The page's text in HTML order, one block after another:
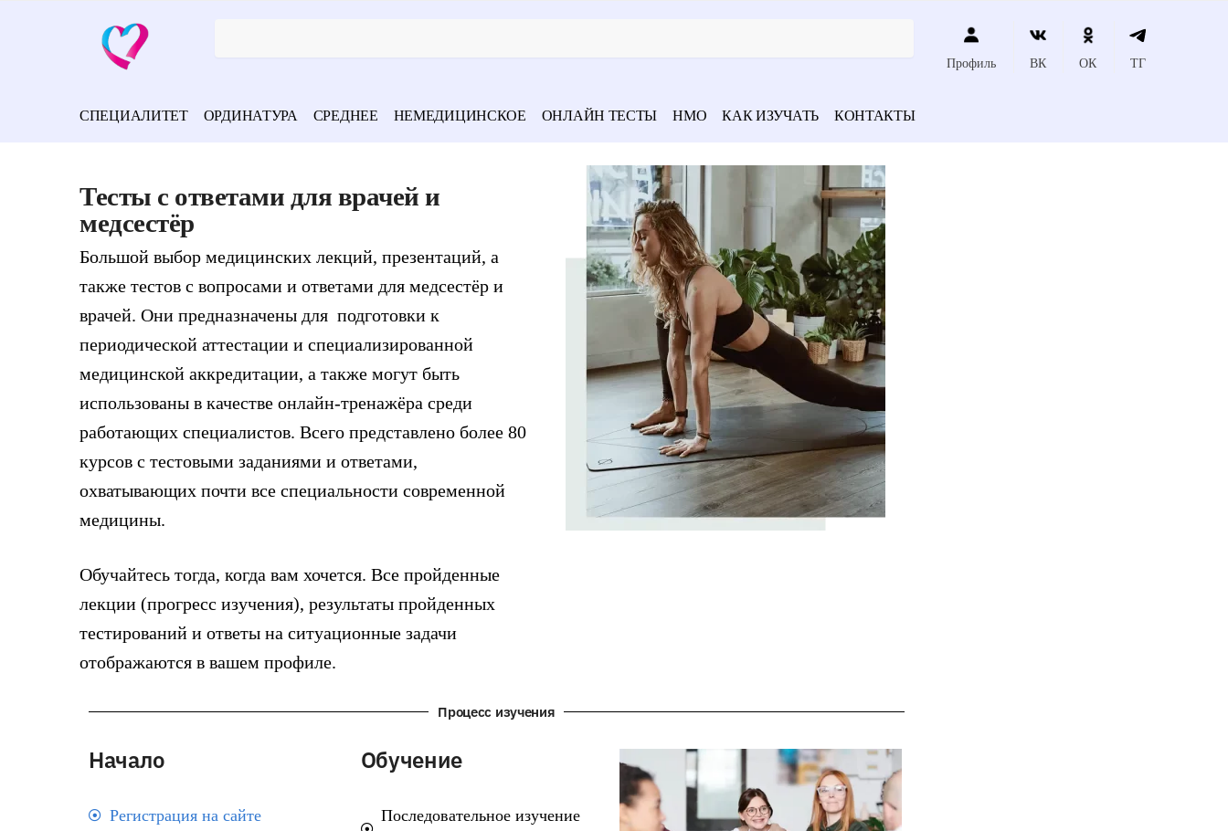
Профиль ВК ОК ТГ
СПЕЦИАЛИТЕТ ОРДИНАТУРА СРЕДНЕЕ НЕМЕДИЦИНСКОЕ ОНЛАЙН ТЕСТЫ НМО КАК ИЗУЧАТЬ КОНТАКТЫ
Тесты с ответами для врачей и
медсестёр
Большой выбор медицинских лекций, презентаций, а
также тестов с вопросами и ответами для медсестёр и
врачей. Они предназначены для подготовки к
периодической аттестации и специализированной
медицинской аккредитации, а также могут быть
использованы в качестве онлайн-тренажёра среди
работающих специалистов. Всего представлено более 80
курсов с тестовыми заданиями и ответами,
охватывающих почти все специальности современной
медицины.
Обучайтесь тогда, когда вам хочется. Все пройденные
лекции (прогресс изучения), результаты пройденных
тестирований и ответы на ситуационные задачи
отображаются в вашем профиле.
Процесс изучения
Начало
Регистрация на сайте
Обучение
Последовательное изучение